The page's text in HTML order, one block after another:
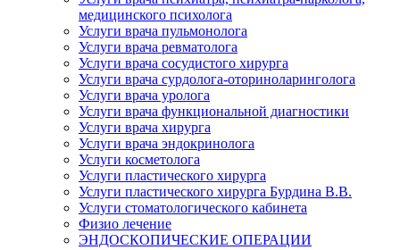
медицинского психолога
Услуги врача пульмонолога
Услуги врача ревматолога
Услуги врача сосудистого хирурга
Услуги врача сурдолога-оториноларинголога
Услуги врача уролога
Услуги врача функциональной диагностики
Услуги врача хирурга
Услуги врача эндокринолога
Услуги косметолога
Услуги пластического хирурга
Услуги пластического хирурга Бурдина В.В.
Услуги стоматологического кабинета
Физио лечение
ЭНДОСКОПИЧЕСКИЕ ОПЕРАЦИИ